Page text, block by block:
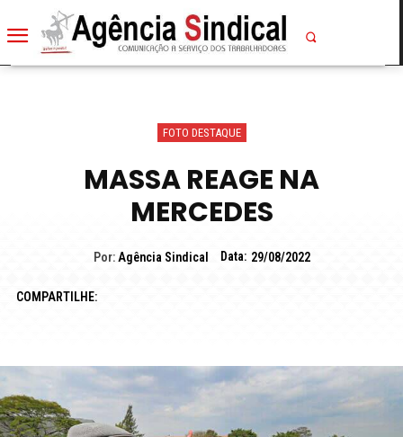
FOTO DESTAQUE
MASSA REAGE NA
MERCEDES
Por: Agência Sindical Data: 29/08/2022
COMPARTILHE: